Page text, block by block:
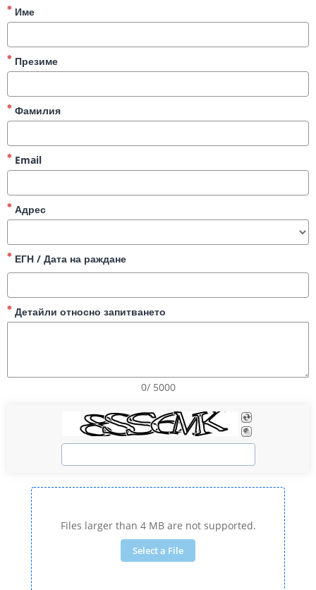
Име
Презиме
Фамилия
Email
Адрес
ЕГН / Дата на раждане
Детайли относно запитването
0/ 5000
Files larger than 4 MB are not supported.
Select a File